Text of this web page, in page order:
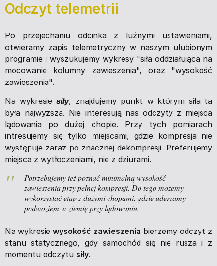
Odczyt telemetrii
Po przejechaniu odcinka z luźnymi ustawieniami,
otwieramy zapis telemetryczny w naszym ulubionym
programie i wyszukujemy wykresy "siła oddziałująca na
mocowanie kolumny zawieszenia", oraz "wysokość
zawieszenia".
Na wykresie siły, znajdujemy punkt w którym siła ta
była najwyższa. Nie interesują nas odczyty z miejsca
lądowania po dużej chopie. Przy tych pomiarach
intresujemy się tylko miejscami, gdzie kompresja nie
występuje zaraz po znacznej dekompresji. Preferujemy
miejsca z wytłoczeniami, nie z dziurami.
Potrzebujemy też poznać minimalną wysokość
zawieszenia przy pełnej kompresji. Do tego możemy
wykorzystać etap z dużymi chopami, gdzie uderzamy
podwoziem w ziemię przy lądowaniu.
Na wykresiewysokość zawieszenia bierzemy odczyt z
stanu statycznego, gdy samochód się nie rusza i z
momentu odczytu siły.